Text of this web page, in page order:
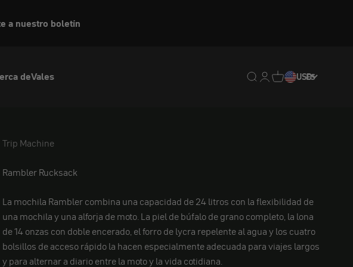
a nuestro boletín
deVales Traducción pendiente:
Traducción
Traducción
USDES
Trip Machine
Trip Machine
Rambler Rucksack
La mochila Rambler combina una capacidad de 24 litros con la flexibilidad de
una mochila y una alforja de moto. La piel de búfalo de grano completo, la lona
de 14 onzas con doble encerado, el forro de lycra repelente al agua y los cuatro
bolsillos de acceso rápido la hacen especialmente adecuada para viajes largos
y para alternar a diario entre la moto y la vida cotidiana.